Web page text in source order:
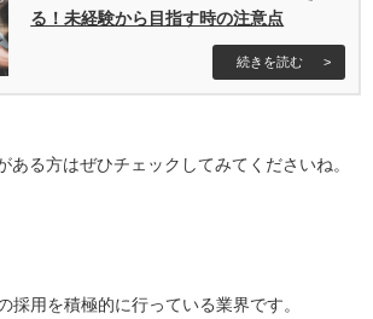
る！未経験から目指す時の注意点
続きを読む
ある方はぜひチェックしてみてくださいね。
採用を積極的に行っている業界です。